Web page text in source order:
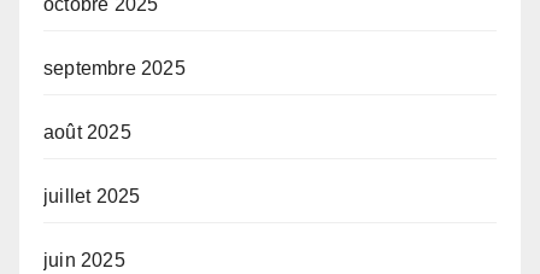
octobre 2025
septembre 2025
août 2025
juillet 2025
juin 2025